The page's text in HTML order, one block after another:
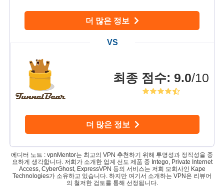
더 많은 정보
최종 점수: 9.0/10
더 많은 정보
에디터 노트 : vpnMentor는 최고의 VPN 추천하기 위해 투명성과 정직성을 중
요하게 생각합니다. 저희가 소개한 업계 선도 제품 중 Intego, Private Internet
Access, CyberGhost, ExpressVPN 등의 서비스는 저희 모회사인 Kape
Technologies가 소유하고 있습니다. 하지만 여기서 소개하는 VPN은 리뷰어
의 철저한 검토를 통해 선정됩니다.